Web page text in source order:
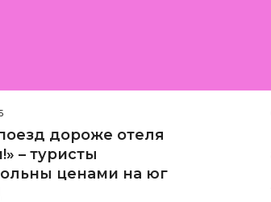
дороже отеля
– туристы
ценами на юг